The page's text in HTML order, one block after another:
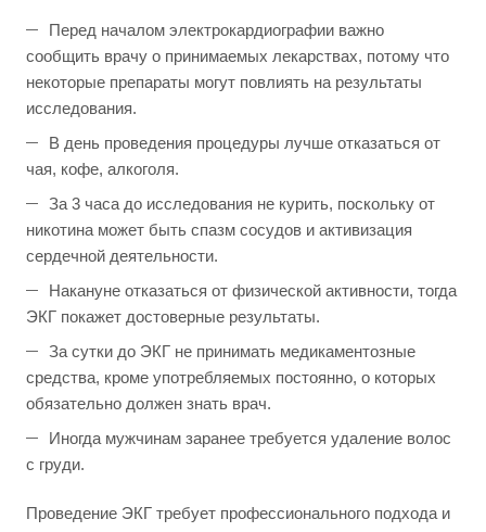
Перед началом электрокардиографии важно
сообщить врачу о принимаемых лекарствах, потому что
некоторые препараты могут повлиять на результаты
исследования.
В день проведения процедуры лучше отказаться от
чая, кофе, алкоголя.
За 3 часа до исследования не курить, поскольку от
никотина может быть спазм сосудов и активизация
сердечной деятельности.
Накануне отказаться от физической активности, тогда
ЭКГ покажет достоверные результаты.
За сутки до ЭКГ не принимать медикаментозные
средства, кроме употребляемых постоянно, о которых
обязательно должен знать врач.
Иногда мужчинам заранее требуется удаление волос
с груди.
Проведение ЭКГ требует профессионального подхода и